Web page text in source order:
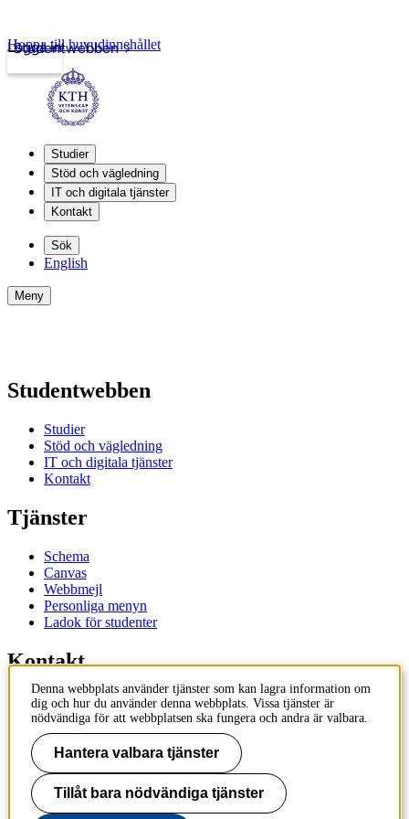
Studentwebben
Logga in
Hoppa till huvudinnehållet
Studier
Stöd och vägledning
IT och digitala tjänster
Kontakt
Sök
English
Meny
Studentwebben
Studier
Stöd och vägledning
IT och digitala tjänster
Kontakt
Tjänster
Schema
Canvas
Webbmejl
Personliga menyn
Ladok för studenter
Kontakt
Kontakta utbildningsprogram
Kontakta kurs
IT-support
KTH Entré
KTH
100 44 Stockholm
Denna webbplats använder tjänster som kan lagra information om
dig och hur du använder denna webbplats. Vissa tjänster är
nödvändiga för att webbplatsen ska fungera och andra är valbara.
Hantera valbara tjänster
Tillåt bara nödvändiga tjänster